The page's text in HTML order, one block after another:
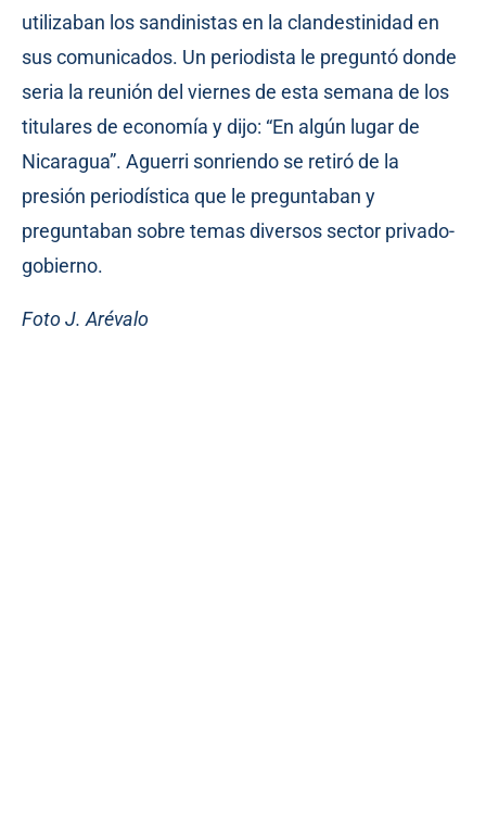
utilizaban los sandinistas en la clandestinidad en
sus comunicados. Un periodista le preguntó donde
seria la reunión del viernes de esta semana de los
titulares de economía y dijo: “En algún lugar de
Nicaragua”. Aguerri sonriendo se retiró de la
presión periodística que le preguntaban y
preguntaban sobre temas diversos sector privado-
gobierno.
Foto J. Arévalo